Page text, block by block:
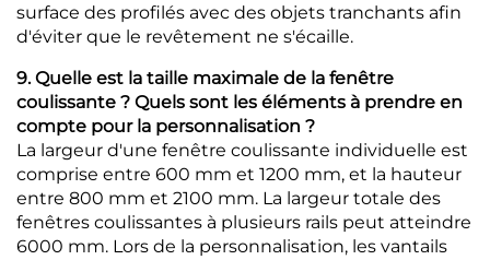
surface des profilés avec des objets tranchants afin
d'éviter que le revêtement ne s'écaille.
9. Quelle est la taille maximale de la fenêtre
coulissante ? Quels sont les éléments à prendre en
compte pour la personnalisation ?
La largeur d'une fenêtre coulissante individuelle est
comprise entre 600 mm et 1200 mm, et la hauteur
entre 800 mm et 2100 mm. La largeur totale des
fenêtres coulissantes à plusieurs rails peut atteindre
6000 mm. Lors de la personnalisation, les vantails